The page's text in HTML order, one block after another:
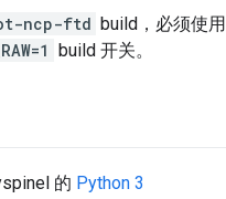
ncp-ftd build，必须使用
build 开关。
的 Python 3